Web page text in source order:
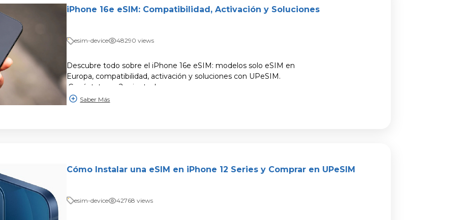
iPhone 16e eSIM: Compatibilidad, Activación y Soluciones
esim-device 48290 views
Descubre todo sobre el iPhone 16e eSIM: modelos solo eSIM en
Europa, compatibilidad, activación y soluciones con UPeSIM.
¡Conéctate en 2 minutos!
Saber Más
Cómo Instalar una eSIM en iPhone 12 Series y Comprar en UPeSIM
esim-device 42768 views